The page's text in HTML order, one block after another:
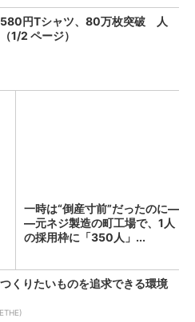
580円Tシャツ、80万枚突破 人
1/2 ページ）
一時は“倒産寸前”だったのに―
―元ネジ製造の町工場で、1人
の採用枠に「350人」...
つくりたいものを追求できる環境